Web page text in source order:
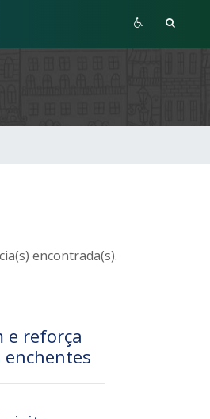
encontrada(s).
e reforça
enchentes